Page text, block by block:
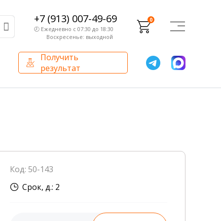
+7 (913) 007-49-69
🕗 Ежедневно с 07:30 до 18:30
Воскресенье: выходной
0
Получить
результат
Внутренний аудит
Сотрудники лаборатории
Код: 50-143
Срок, д.: 2